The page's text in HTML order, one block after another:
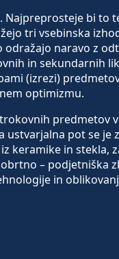
bi to
tri vsebinska
odražajo naravo z
in sekundarnih
(izrezi)
optimizmu.
predmetov
pot se je
keramike in stekla,
– podjetniška
in